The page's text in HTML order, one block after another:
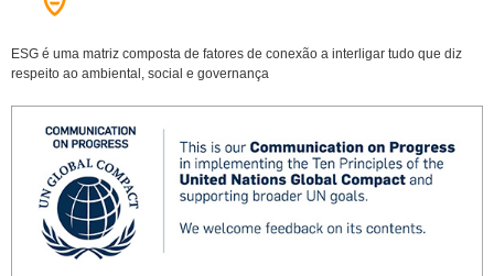
ESG é uma matriz composta de fatores de conexão a interligar tudo que diz
respeito ao ambiental, social e governança